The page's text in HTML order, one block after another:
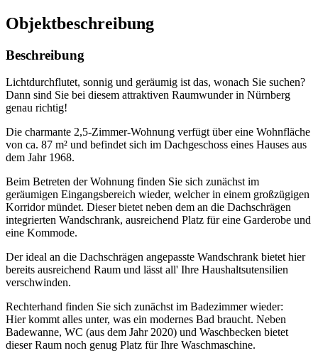
Objekt­beschreibung
Beschreibung
Lichtdurchflutet, sonnig und geräumig ist das, wonach Sie suchen?
Dann sind Sie bei diesem attraktiven Raumwunder in Nürnberg
genau richtig!
Die charmante 2,5-Zimmer-Wohnung verfügt über eine Wohnfläche
von ca. 87 m² und befindet sich im Dachgeschoss eines Hauses aus
dem Jahr 1968.
Beim Betreten der Wohnung finden Sie sich zunächst im
geräumigen Eingangsbereich wieder, welcher in einem großzügigen
Korridor mündet. Dieser bietet neben dem an die Dachschrägen
integrierten Wandschrank, ausreichend Platz für eine Garderobe und
eine Kommode.
Der ideal an die Dachschrägen angepasste Wandschrank bietet hier
bereits ausreichend Raum und lässt all' Ihre Haushaltsutensilien
verschwinden.
Rechterhand finden Sie sich zunächst im Badezimmer wieder:
Hier kommt alles unter, was ein modernes Bad braucht. Neben
Badewanne, WC (aus dem Jahr 2020) und Waschbecken bietet
dieser Raum noch genug Platz für Ihre Waschmaschine.